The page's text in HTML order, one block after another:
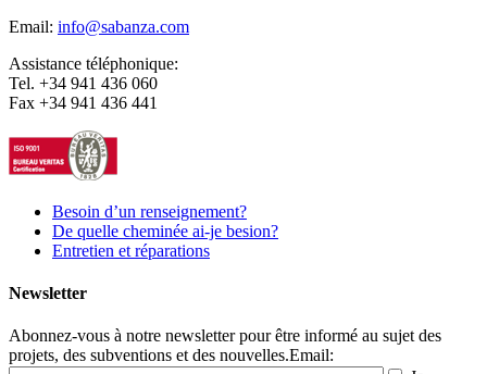
Email: info@sabanza.com
Assistance téléphonique:
Tel. +34 941 436 060
Fax +34 941 436 441
Besoin d’un renseignement?
De quelle cheminée ai-je besion?
Entretien et réparations
Newsletter
Abonnez-vous à notre newsletter pour être informé au sujet des
projets, des subventions et des nouvelles.Email: